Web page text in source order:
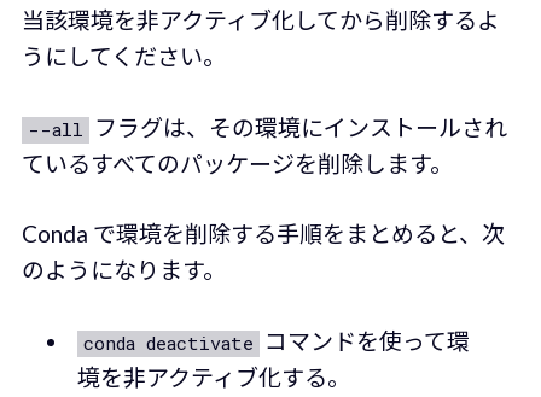
当該環境を非アクティブ化してから削除するよ
うにしてください。
--all
フラグは、その環境にインストールされ
ているすべてのパッケージを削除します。
Conda で環境を削除する手順をまとめると、次
のようになります。
conda deactivate コマンドを使って環
境を非アクティブ化する。